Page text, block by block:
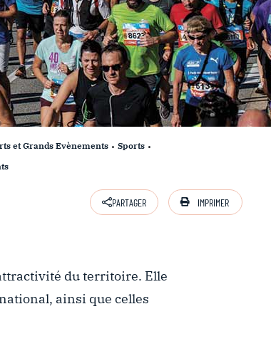
et Grands Evènements
Sports
PARTAGER IMPRIMER
du territoire. Elle
ainsi que celles